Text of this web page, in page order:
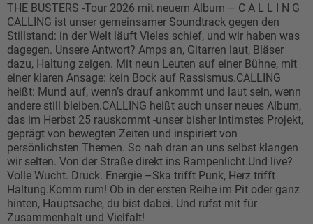
THE BUSTERS -Tour 2026 mit neuem Album – C A L L I N G
CALLING ist unser gemeinsamer Soundtrack gegen den
Stillstand: in der Welt läuft Vieles schief, und wir haben was
dagegen. Unsere Antwort? Amps an, Gitarren laut, Bläser
dazu, Haltung zeigen. Mit neun Leuten auf einer Bühne, mit
einer klaren Ansage: kein Bock auf Rassismus.CALLING
heißt: Mund auf, wenn’s drauf ankommt und laut sein, wenn
andere still bleiben.CALLING heißt auch unser neues Album,
das im Herbst 25 rauskommt -unser bisher intimstes Projekt,
geprägt von bewegten Zeiten und inspiriert von
persönlichsten Themen. So nah dran an uns selbst klangen
wir selten. Von der Straße direkt ins Rampenlicht.Und live?
Volle Wucht. Druck. Energie –Ska trifft Punk, Herz trifft
Haltung.Komm rum! Ob in der ersten Reihe im Pit oder ganz
hinten, Hauptsache, du bist dabei. Und rufst mit für
Zusammenhalt und Vielfalt!